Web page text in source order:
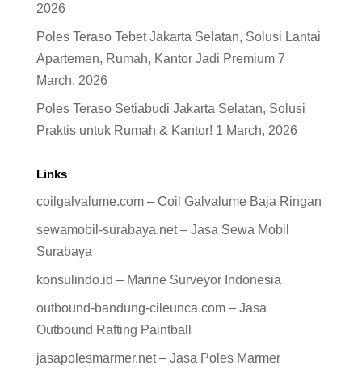
2026
Poles Teraso Tebet Jakarta Selatan, Solusi Lantai
Apartemen, Rumah, Kantor Jadi Premium 7
March, 2026
Poles Teraso Setiabudi Jakarta Selatan, Solusi
Praktis untuk Rumah & Kantor! 1 March, 2026
Links
coilgalvalume.com – Coil Galvalume Baja Ringan
sewamobil-surabaya.net – Jasa Sewa Mobil
Surabaya
konsulindo.id – Marine Surveyor Indonesia
outbound-bandung-cileunca.com – Jasa
Outbound Rafting Paintball
jasapolesmarmer.net – Jasa Poles Marmer